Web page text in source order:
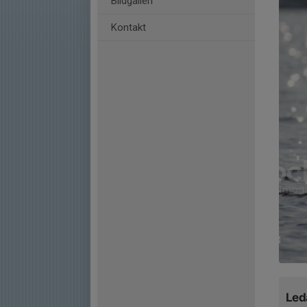
Kontakt